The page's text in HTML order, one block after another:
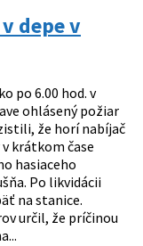
depe v
po 6.00 hod. v
ohlásený požiar
že horí nabíjač
krátkom čase
hasiaceho
Po likvidácii
na stanice.
určil, že príčinou